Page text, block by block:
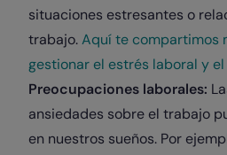
situaciones estresantes o
trabajo.Aquí te compartimos
gestionar el estrés laboral y
Preocupaciones laborales:
ansiedades sobre el trabajo
en nuestros sueños. Por